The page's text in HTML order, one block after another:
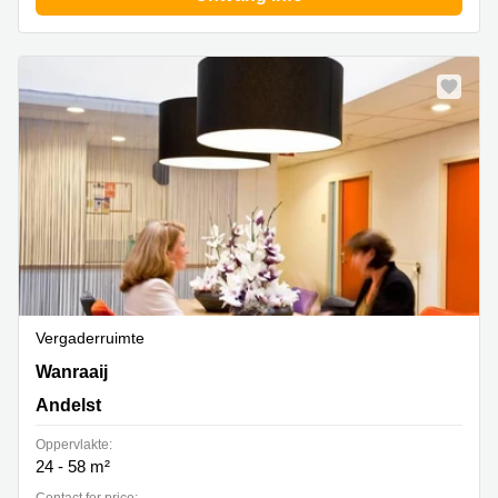
Vergaderruimte
Wanraay 4, Andelst
Wanraaij
Andelst
Oppervlakte:
24 - 58 m²